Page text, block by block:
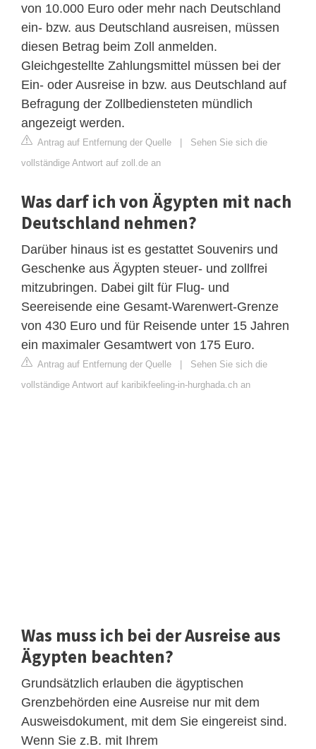
von 10.000 Euro oder mehr nach Deutschland
ein- bzw. aus Deutschland ausreisen, müssen
diesen Betrag beim Zoll anmelden.
Gleichgestellte Zahlungsmittel müssen bei der
Ein- oder Ausreise in bzw. aus Deutschland auf
Befragung der Zollbediensteten mündlich
angezeigt werden.
Antrag auf Entfernung der Quelle | Sehen Sie sich die
vollständige Antwort auf zoll.de an
Was darf ich von Ägypten mit nach
Deutschland nehmen?
Darüber hinaus ist es gestattet Souvenirs und
Geschenke aus Ägypten steuer- und zollfrei
mitzubringen. Dabei gilt für Flug- und
Seereisende eine Gesamt-Warenwert-Grenze
von 430 Euro und für Reisende unter 15 Jahren
ein maximaler Gesamtwert von 175 Euro.
Antrag auf Entfernung der Quelle | Sehen Sie sich die
vollständige Antwort auf karibikfeeling-in-hurghada.ch an
Was muss ich bei der Ausreise aus
Ägypten beachten?
Grundsätzlich erlauben die ägyptischen
Grenzbehörden eine Ausreise nur mit dem
Ausweisdokument, mit dem Sie eingereist sind.
Wenn Sie z.B. mit Ihrem